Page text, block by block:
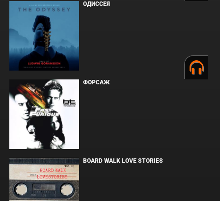
ОДИССЕЯ
ФОРСАЖ
BOARD WALK LOVE STORIES